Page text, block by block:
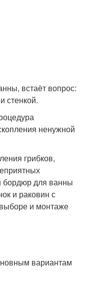
встаёт вопрос:
стенкой.
ненужной
грибков,
бордюр для ванны
и раковин с
и монтаже
вариантам